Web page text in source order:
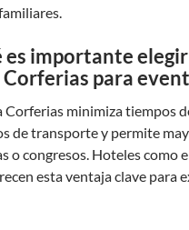
es importante
para
Corferias minimiza tiempos
de transporte y permite
o congresos. Hoteles como
esta ventaja clave para